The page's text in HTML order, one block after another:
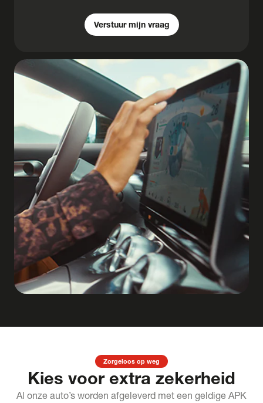
Verstuur mijn vraag
Zorgeloos op weg
Kies voor extra zekerheid
Al onze auto’s worden afgeleverd met een geldige APK